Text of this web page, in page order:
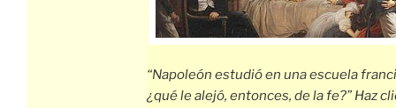
“Napoleón estudió en una escuela
¿qué le alejó, entonces, de la fe?” Haz